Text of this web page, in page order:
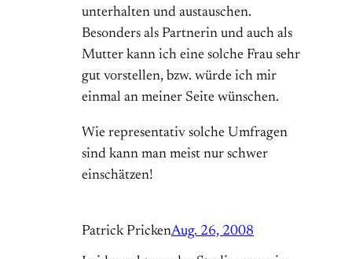
unterhalten und austauschen.
Besonders als Partnerin und auch als
Mutter kann ich eine solche Frau sehr
gut vorstellen, bzw. würde ich mir
einmal an meiner Seite wünschen.
Wie representativ solche Umfragen
sind kann man meist nur schwer
einschätzen!
Patrick PrickenAug. 26, 2008